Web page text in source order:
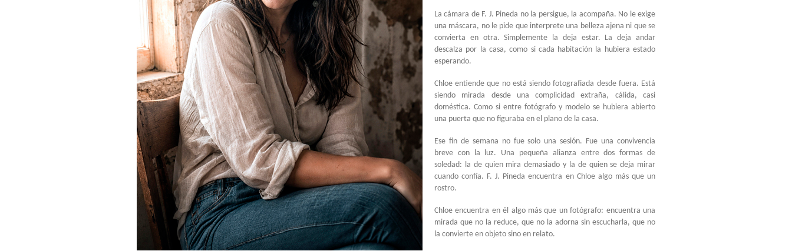
La cámara de F. J. Pineda no la persigue, la acompaña. No le exige
una máscara, no le pide que interprete una belleza ajena ni que se
convierta en otra. Simplemente la deja estar. La deja andar
descalza por la casa, como si cada habitación la hubiera estado
esperando.
Chloe entiende que no está siendo fotografiada desde fuera. Está
siendo mirada desde una complicidad extraña, cálida, casi
doméstica. Como si entre fotógrafo y modelo se hubiera abierto
una puerta que no figuraba en el plano de la casa.
Ese fin de semana no fue solo una sesión. Fue una convivencia
breve con la luz. Una pequeña alianza entre dos formas de
soledad: la de quien mira demasiado y la de quien se deja mirar
cuando confía. F. J. Pineda encuentra en Chloe algo más que un
rostro.
Chloe encuentra en él algo más que un fotógrafo: encuentra una
mirada que no la reduce, que no la adorna sin escucharla, que no
la convierte en objeto sino en relato.